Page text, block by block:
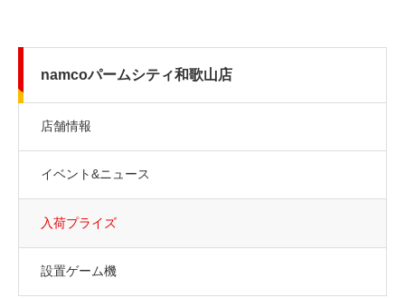
namcoパームシティ和歌山店
店舗情報
イベント&ニュース
入荷プライズ
設置ゲーム機